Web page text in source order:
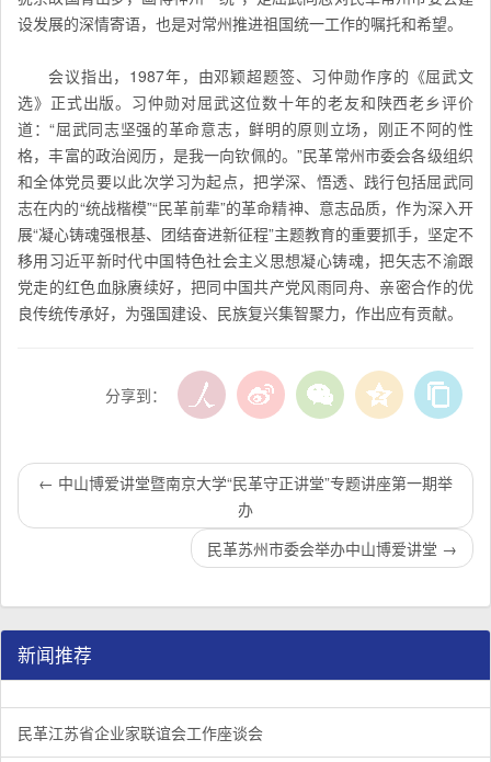
设发展的深情寄语，也是对常州推进祖国统一工作的嘱托和希望。
会议指出，1987年，由邓颖超题签、习仲勋作序的《屈武文
选》正式出版。习仲勋对屈武这位数十年的老友和陕西老乡评价
道：“屈武同志坚强的革命意志，鲜明的原则立场，刚正不阿的性
格，丰富的政治阅历，是我一向钦佩的。”民革常州市委会各级组织
和全体党员要以此次学习为起点，把学深、悟透、践行包括屈武同
志在内的“统战楷模”“民革前辈”的革命精神、意志品质，作为深入开
展“凝心铸魂强根基、团结奋进新征程”主题教育的重要抓手，坚定不
移用习近平新时代中国特色社会主义思想凝心铸魂，把矢志不渝跟
党走的红色血脉赓续好，把同中国共产党风雨同舟、亲密合作的优
良传统传承好，为强国建设、民族复兴集智聚力，作出应有贡献。
分享到：
← 中山博爱讲堂暨南京大学“民革守正讲堂”专题讲座第一期举
办
民革苏州市委会举办中山博爱讲堂 →
新闻推荐
民革江苏省企业家联谊会工作座谈会在宁召开
1/3 李惠东率队来江苏省淮安市调研：聚焦民革党员之家建设管
2/3 民革江苏省委召开“主题教育活动” 领导班子民主生活会
3/3
民革江苏省企业家联谊会工作座谈会